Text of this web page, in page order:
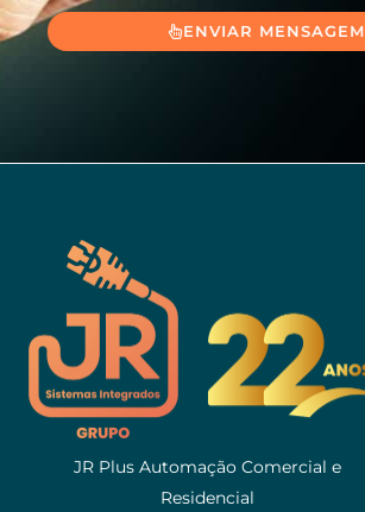
ENVIAR MENSAGEM
JR Plus Automação Comercial e
Residencial